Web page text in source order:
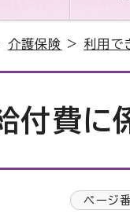
介護保険 > 利用で
付費に
ページ